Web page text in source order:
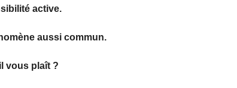
active.
aussi commun.
vous plaît ?